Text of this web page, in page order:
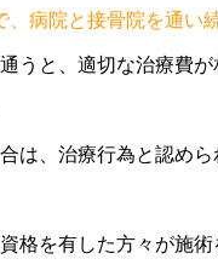
病院と接骨院を通い
うと、適切な治療費
は、治療行為と認め
格を有した方々が施